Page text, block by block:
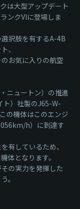
は大型アップデート
ンクVIに登場しま
択肢を有するA-4B
、
お気に入りの航空
ニュートン）の推進
ト）社製のJ65-W-
の機体はこのエンジ
h）に到達す
有しているため、
体となります。
の実力を発揮した
。